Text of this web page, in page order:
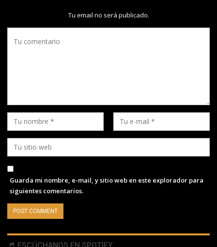
Tu email no será publicado.
Guarda mi nombre, e-mail, y sitio web en este explorador para
siguientes comentarios.
ESCÚCHANOS EN SPOTIFY